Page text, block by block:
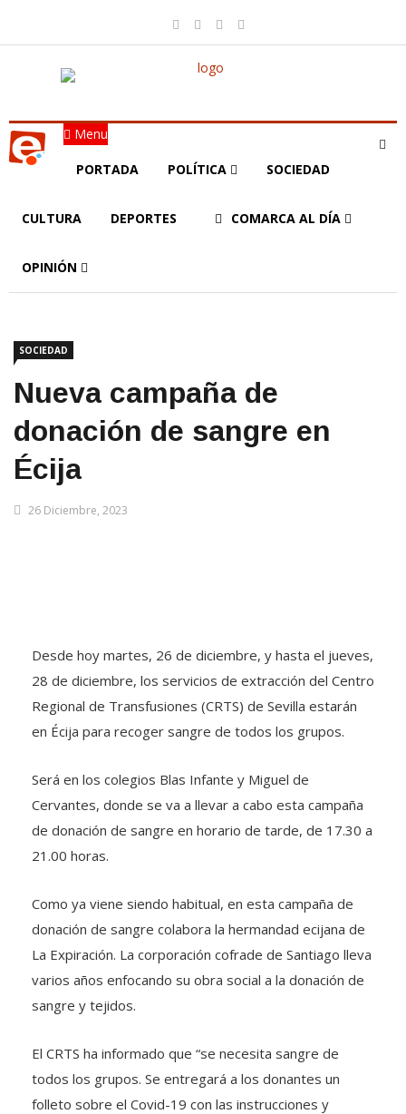
Menu
PORTADA POLÍTICA SOCIEDAD
CULTURA DEPORTES COMARCA AL DÍA
OPINIÓN
SOCIEDAD
Nueva campaña de
donación de sangre en
Écija
26 Diciembre, 2023
Desde hoy martes, 26 de diciembre, y hasta el jueves,
28 de diciembre, los servicios de extracción del Centro
Regional de Transfusiones (CRTS) de Sevilla estarán
en Écija para recoger sangre de todos los grupos.
Será en los colegios Blas Infante y Miguel de
Cervantes, donde se va a llevar a cabo esta campaña
de donación de sangre en horario de tarde, de 17.30 a
21.00 horas.
Como ya viene siendo habitual, en esta campaña de
donación de sangre colabora la hermandad ecijana de
La Expiración. La corporación cofrade de Santiago lleva
varios años enfocando su obra social a la donación de
sangre y tejidos.
El CRTS ha informado que “se necesita sangre de
todos los grupos. Se entregará a los donantes un
folleto sobre el Covid-19 con las instrucciones y